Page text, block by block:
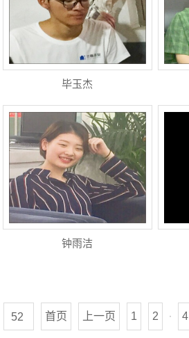
毕玉杰
钟雨洁
52 首页 上一页 1 2 3 4